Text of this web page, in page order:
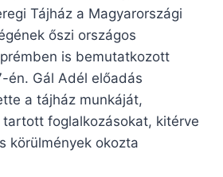
Tájház a Magyarországi
őszi országos
is bemutatkozott
én. Gál Adél előadás
a tájház munkáját,
foglalkozásokat, kitérve
körülmények okozta